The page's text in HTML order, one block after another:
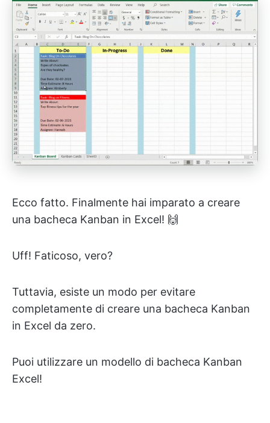
Ecco fatto. Finalmente hai imparato a creare
una bacheca Kanban in Excel! 🙌
Uff! Faticoso, vero?
Tuttavia, esiste un modo per evitare
completamente di creare una bacheca Kanban
in Excel da zero.
Puoi utilizzare un modello di bacheca Kanban
Excel!